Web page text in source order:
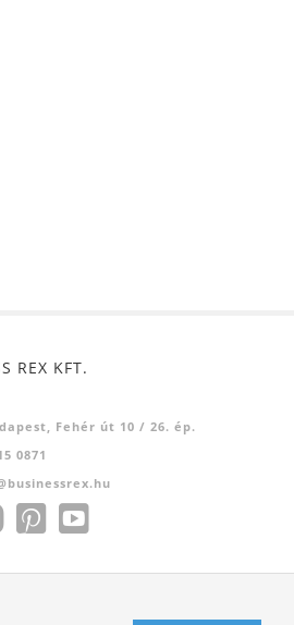
REX KFT.
Fehér út 10 / 26. ép.
0871